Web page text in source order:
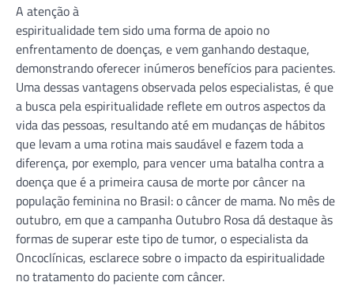
A atenção à
espiritualidade tem sido uma forma de apoio no
enfrentamento de doenças, e vem ganhando destaque,
demonstrando oferecer inúmeros benefícios para pacientes.
Uma dessas vantagens observada pelos especialistas, é que
a busca pela espiritualidade reflete em outros aspectos da
vida das pessoas, resultando até em mudanças de hábitos
que levam a uma rotina mais saudável e fazem toda a
diferença, por exemplo, para vencer uma batalha contra a
doença que é a primeira causa de morte por câncer na
população feminina no Brasil: o câncer de mama. No mês de
outubro, em que a campanha Outubro Rosa dá destaque às
formas de superar este tipo de tumor, o especialista da
Oncoclínicas, esclarece sobre o impacto da espiritualidade
no tratamento do paciente com câncer.